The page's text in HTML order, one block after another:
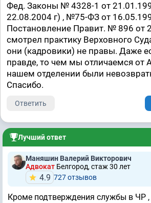
Фед. Законы № 4328-1 от
22.08.2004 г) , №75-ФЗ от
Постановление Правит. № 896 от
смотрел практику Верховного
они (кадровики) не правы. Даже
правде, то чем мы отличаемся от
нашем отделении были
Спасибо.
Ответить
Лучший ответ
Маняшин Валерий Викторович
Адвокат Белгород, стаж 30 лет
4.9 727 отзывов
Кроме подтверждения службы в ЧР